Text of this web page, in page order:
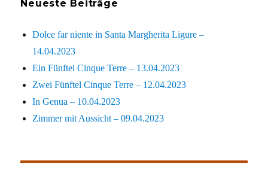
Neueste Beiträge
Dolce far niente in Santa Margherita Ligure –
14.04.2023
Ein Fünftel Cinque Terre – 13.04.2023
Zwei Fünftel Cinque Terre – 12.04.2023
In Genua – 10.04.2023
Zimmer mit Aussicht – 09.04.2023